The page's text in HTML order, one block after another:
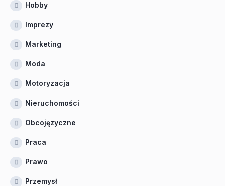
Hobby
Imprezy
Marketing
Moda
Motoryzacja
Nieruchomości
Obcojęzyczne
Praca
Prawo
Przemysł